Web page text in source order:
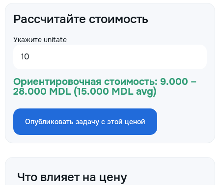
Рассчитайте стоимость
Укажите unitate
Ориентировочная стоимость: 9.000 –
28.000 MDL (15.000 MDL avg)
Опубликовать задачу с этой ценой
Что влияет на цену